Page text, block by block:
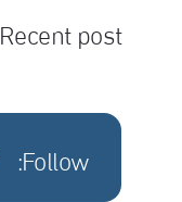
Recent post
Follow: